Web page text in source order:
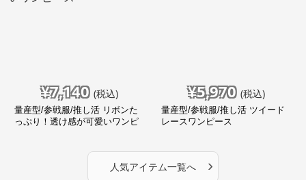
¥7,140 (税込)
量産型/参戦服/推し活 リボンた
っぷり！透け感が可愛いワンピ
¥5,970 (税込)
量産型/参戦服/推し活 ツイード
レースワンピース
人気アイテム一覧へ ›